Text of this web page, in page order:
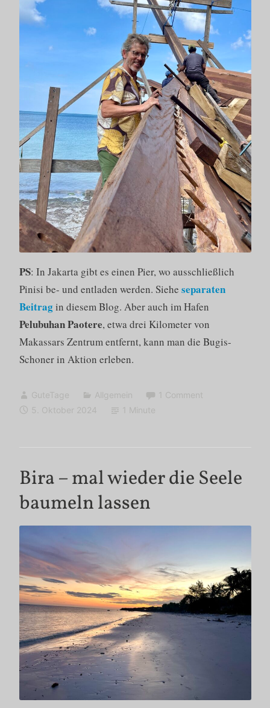
PS: In Jakarta gibt es einen Pier, wo ausschließlich
Pinisi be- und entladen werden. Siehe separaten
Beitragin diesem Blog. Aber auch im Hafen
PelubuhanPaotere, etwa drei Kilometer von
Makassars Zentrum entfernt, kann man die Bugis-
Schoner in Aktion erleben.
GuteTage Allgemein
1 Comment
5. Oktober 2024
1 Minute
Bira – mal wieder die Seele
baumeln lassen